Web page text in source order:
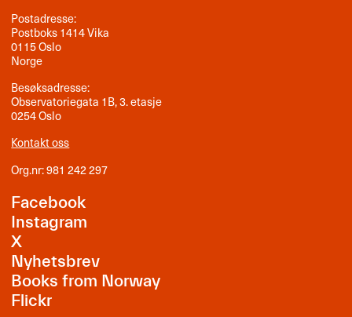
Postadresse:
Postboks 1414 Vika
0115 Oslo
Norge
Besøksadresse:
Observatoriegata 1B, 3. etasje
0254 Oslo
Kontakt oss
Org.nr: 981 242 297
Facebook
Instagram
X
Nyhetsbrev
Books from Norway
Flickr